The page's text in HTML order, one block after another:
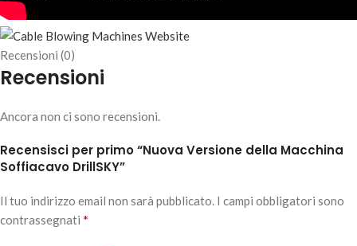
Recensioni (0)
Recensioni
Ancora non ci sono recensioni.
Recensisci per primo “Nuova Versione della Macchina
Soffiacavo DrillSKY”
Il tuo indirizzo email non sarà pubblicato. I campi obbligatori sono
contrassegnati *